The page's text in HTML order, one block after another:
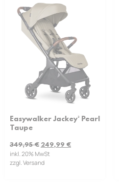
Easywalker Jackey² Pearl
Taupe
349,95€ 249,99 €
inkl. 20% MwSt
zzgl. Versand